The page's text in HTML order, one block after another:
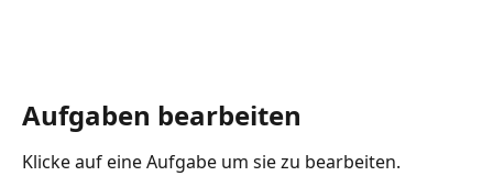
Aufgaben bearbeiten
Klicke auf eine Aufgabe um sie zu bearbeiten.